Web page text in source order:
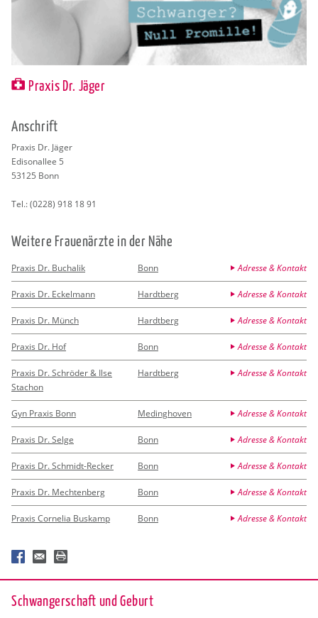
Praxis Dr. Jäger
An­schrift
Pra­xis Dr. Jäger
Edi­so­n­al­lee 5
53125 Bonn
Tel.:(0228) 918 18 91
Wei­te­re Frau­en­ärz­te in der Nähe
Praxis Dr. Buchalik Bonn Adresse & Kontakt
Praxis Dr. Eckelmann Hardtberg Adresse & Kontakt
Praxis Dr. Münch Hardtberg Adresse & Kontakt
Praxis Dr. Hof Bonn Adresse & Kontakt
Praxis Dr. Schröder & Ilse
Stachon
Hardtberg Adresse & Kontakt
Gyn Praxis Bonn Medinghoven Adresse & Kontakt
Praxis Dr. Selge Bonn Adresse & Kontakt
Praxis Dr. Schmidt-Recker Bonn Adresse & Kontakt
Praxis Dr. Mechtenberg Bonn Adresse & Kontakt
Praxis Cornelia Buskamp Bonn Adresse & Kontakt
Schwan­ger­schaft und Ge­burt